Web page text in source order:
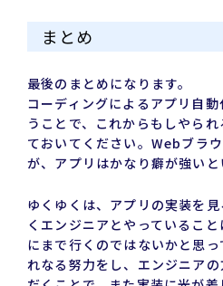
まとめ
最後のまとめになります。
コーディングによるアプリ自
うことで、これからもしやら
ておいてください。Webブラ
が、アプリはかなり癖が強いと
ゆくゆくは、アプリの実装を
くエンジニアとやっているこ
にまで行くのではないかと思
れなる努力をし、エンジニア